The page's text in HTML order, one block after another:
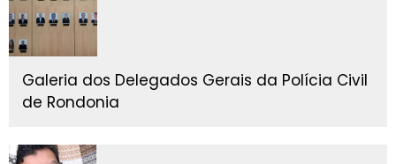
Galeria dos Delegados Gerais da Polícia Civil
de Rondonia